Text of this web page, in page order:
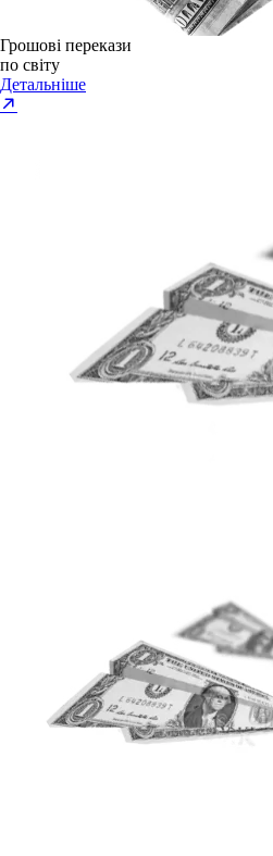
Грошові перекази
по світу
Детальніше